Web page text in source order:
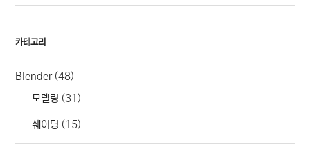
카테고리
Blender(48)
모델링 (31)
쉐이딩 (15)